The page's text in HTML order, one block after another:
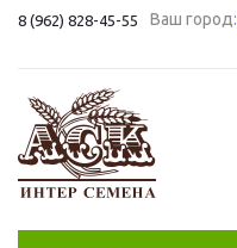
8 (962) 828-45-55 Ваш город: